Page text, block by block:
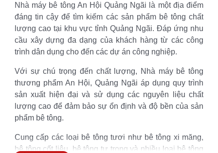
Nhà máy bê tông An Hội Quảng Ngãi là một địa điểm
đáng tin cậy để tìm kiếm các sản phẩm bê tông chất
lượng cao tại khu vực tỉnh Quảng Ngãi. Đáp ứng nhu
cầu xây dựng đa dạng của khách hàng từ các công
trình dân dụng cho đến các dự án công nghiệp.
Với sự chú trọng đến chất lượng, Nhà máy bê tông
thương phẩm An Hội, Quảng Ngãi áp dụng quy trình
sản xuất hiện đại và sử dụng các nguyên liệu chất
lượng cao để đảm bảo sự ổn định và độ bền của sản
phẩm bê tông.
Cung cấp các loại bê tông tươi như bê tông xi măng,
bê tông cốt liệu, bê tông tự trọng và nhiều loại bê tông